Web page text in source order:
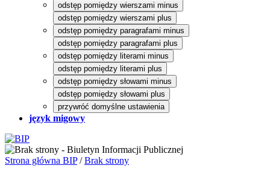
odstęp pomiędzy wierszami minus
odstęp pomiędzy wierszami plus
odstęp pomiędzy paragrafami minus
odstęp pomiędzy paragrafami plus
odstęp pomiędzy literami minus
odstęp pomiędzy literami plus
odstęp pomiędzy słowami minus
odstęp pomiędzy słowami plus
przywróć domyślne ustawienia
język migowy
Strona główna BIP/Brak strony